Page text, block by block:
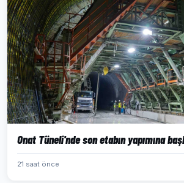
Onat Tüneli'nde son etabın yapımına
21 saat önce